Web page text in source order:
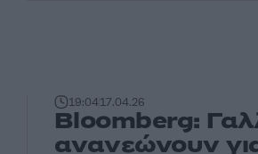
19:0417.04.26
Bloomberg:
ανανεώνουν